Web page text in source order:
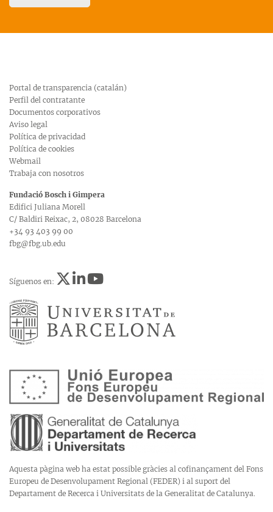
Portal de transparencia (catalán)
Perfil del contratante
Documentos corporativos
Aviso legal
Política de privacidad
Política de cookies
Webmail
Trabaja con nosotros
Fundació Bosch i Gimpera
Edifici Juliana Morell
C/ Baldiri Reixac, 2, 08028 Barcelona
+34 93 403 99 00
fbg@fbg.ub.edu
Síguenos en:
Aquesta pàgina web ha estat possible gràcies al cofinançament del Fons
Europeu de Desenvolupament Regional (FEDER) i al suport del
Departament de Recerca i Universitats de la Generalitat de Catalunya.